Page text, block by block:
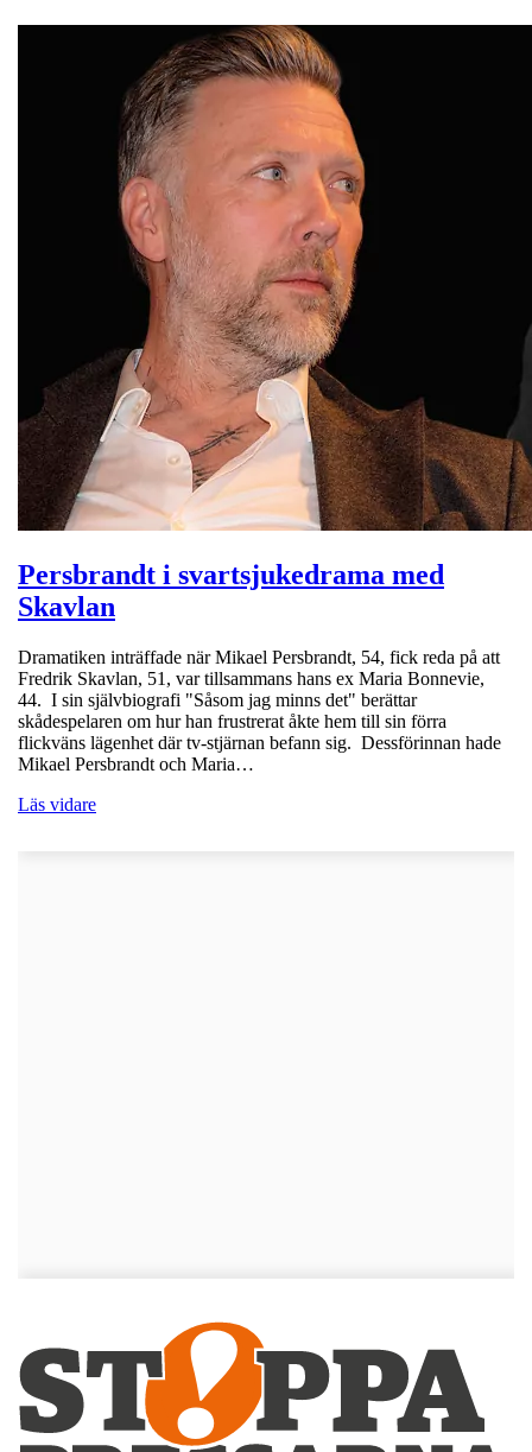
Persbrandt i svartsjukedrama med
Skavlan
Dramatiken inträffade när Mikael Persbrandt, 54, fick reda på att
Fredrik Skavlan, 51, var tillsammans hans ex Maria Bonnevie,
44. I sin självbiografi "Såsom jag minns det" berättar
skådespelaren om hur han frustrerat åkte hem till sin förra
flickväns lägenhet där tv-stjärnan befann sig. Dessförinnan hade
Mikael Persbrandt och Maria…
Läs vidare